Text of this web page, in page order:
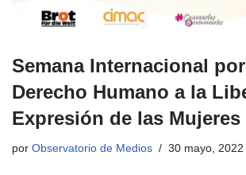
Semana Internacional
Derecho Humano a la
Expresión de las Mujeres
por Observatorio de Medios 30 mayo, 2022